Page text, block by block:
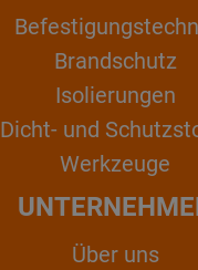
Brandschutz
Isolierungen
Dicht- und
Werkzeuge
Über uns